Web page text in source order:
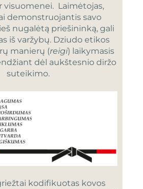
visuomenei. Laimėtojas,
demonstruojantis savo
nugalėtą priešininką, gali
iš varžybų. Dziudo etikos
manierų (reigi) laikymasis
dėl aukštesnio diržo
suteikimo.
kodifikuotas kovos